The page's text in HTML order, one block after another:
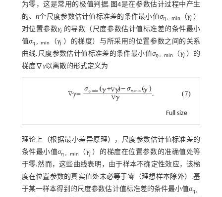
为零，这是常用的极值判据. 图4是在参数估计过程中产生
的、n个尺度参数估计值标准差的条件最小值ση， min （γj ）
对位置参数γj 的导数（尺度参数估计值标准差的条件最小
值ση，min （γj ）的梯度）与所采用的位置参数之间的关系
曲线.尺度参数估计值标准差的条件最小值ση， min （γj）的
梯度∇γ以离散的形式定义为
Full size
理论上（根据最小差异原理），尺度参数估计值标准差的
条件最小值ση， min （γj）的梯度在位置参数的准确值处等
于零.然而，这些曲线表明，由于样本不确定性效应，该梯
度在位置参数的真实值处未必等于零（理想样本除外）.基
于某一样本得到的尺度参数估计值标准差的条件最小值ση，